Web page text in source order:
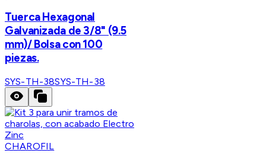
Tuerca Hexagonal
Galvanizada de 3/8" (9.5
mm)/ Bolsa con 100
piezas.
SYS-TH-38SYS-TH-38
CHAROFIL